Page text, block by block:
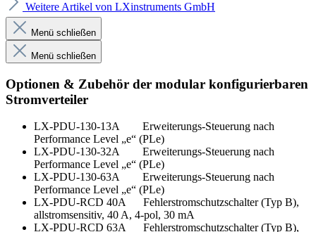
Weitere Artikel von LXinstruments GmbH
Menü schließen
Menü schließen
Optionen & Zubehör der modular konfigurierbaren
Stromverteiler
LX-PDU-130-13A Erweiterungs-Steuerung nach
Performance Level „e“ (PLe)
LX-PDU-130-32A Erweiterungs-Steuerung nach
Performance Level „e“ (PLe)
LX-PDU-130-63A Erweiterungs-Steuerung nach
Performance Level „e“ (PLe)
LX-PDU-RCD 40A Fehlerstromschutzschalter (Typ B),
allstromsensitiv, 40 A, 4-pol, 30 mA
LX-PDU-RCD 63A Fehlerstromschutzschalter (Typ B),